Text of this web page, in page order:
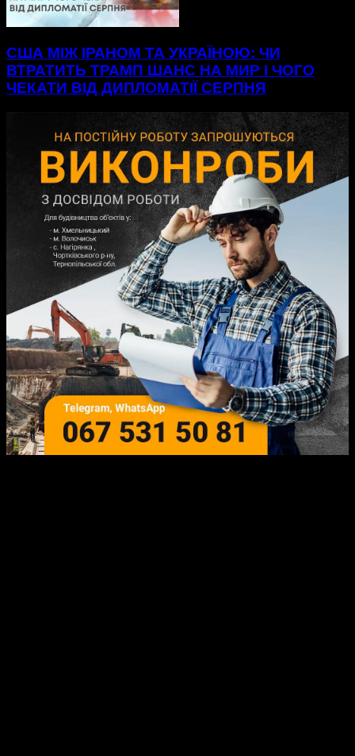
США МІЖ ІРАНОМ ТА УКРАЇНОЮ: ЧИ
ВТРАТИТЬ ТРАМП ШАНС НА МИР І ЧОГО
ЧЕКАТИ ВІД ДИПЛОМАТІЇ СЕРПНЯ